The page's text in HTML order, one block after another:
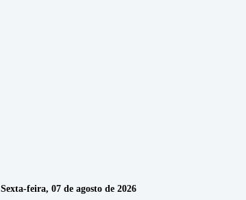
Sexta-feira, 07 de agosto de 2026